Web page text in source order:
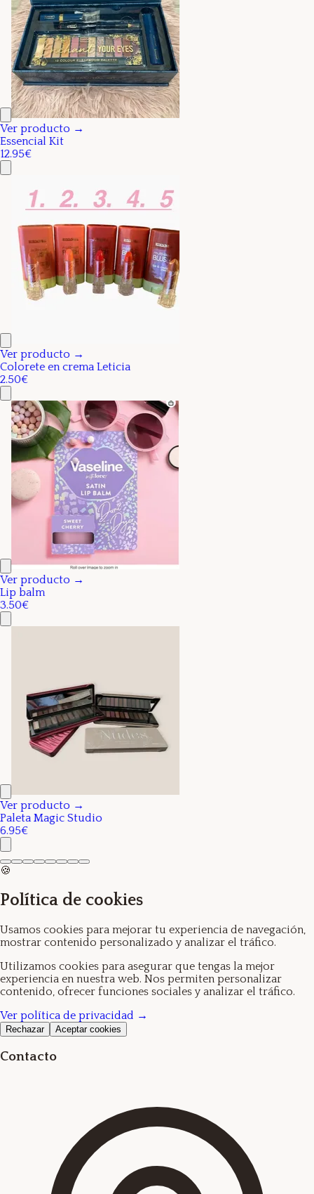
Ver producto →
Essencial Kit
12.95€
Ver producto →
Colorete en crema Leticia
2.50€
Ver producto →
Lip balm
3.50€
Ver producto →
Paleta Magic Studio
6.95€
🍪
Política de cookies
Usamos cookies para mejorar tu experiencia de navegación,
mostrar contenido personalizado y analizar el tráfico.
Utilizamos cookies para asegurar que tengas la mejor
experiencia en nuestra web. Nos permiten personalizar
contenido, ofrecer funciones sociales y analizar el tráfico.
Ver política de privacidad →
Rechazar Aceptar cookies
Contacto